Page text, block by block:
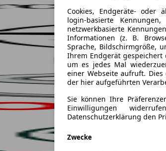
Cookies, Endgeräte- oder
login-basierte
netzwerkbasierte
Informationen (z. B.
Sprache, Bildschirmgröße,
Ihrem Endgerät
um es jedes Mal
einer Webseite aufruft.
der hier aufgeführten
Sie können Ihre
Einwilligungen
Datenschutzerklärung den
Zwecke